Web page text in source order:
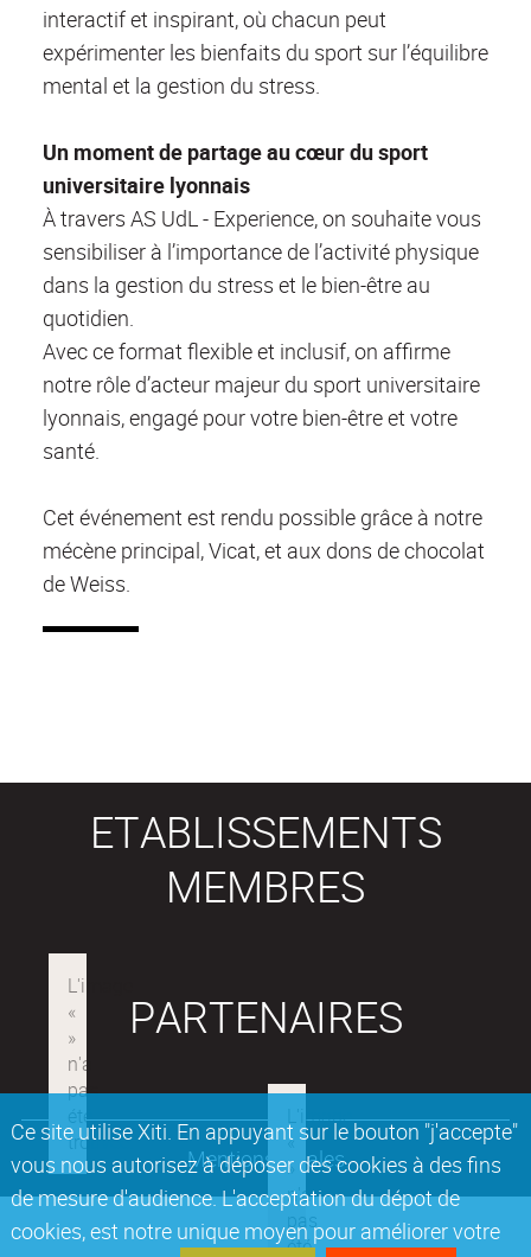
Ce site utilise Xiti. En appuyant sur le bouton "j'accepte"
vous nous autorisez à déposer des cookies à des fins
de mesure d'audience. L'acceptation du dépot de
cookies, est notre unique moyen pour améliorer votre
interactif et inspirant, où chacun peut
expérimenter les bienfaits du sport sur l’équilibre
mental et la gestion du stress.
Un moment de partage au cœur du sport
universitaire lyonnais
À travers AS UdL - Experience, on souhaite vous
sensibiliser à l’importance de l’activité physique
dans la gestion du stress et le bien-être au
quotidien.
Avec ce format flexible et inclusif, on affirme
notre rôle d’acteur majeur du sport universitaire
lyonnais, engagé pour votre bien-être et votre
santé.
Cet événement est rendu possible grâce à notre
mécène principal, Vicat, et aux dons de chocolat
de Weiss.
ETABLISSEMENTS
MEMBRES
PARTENAIRES
Mentions légales